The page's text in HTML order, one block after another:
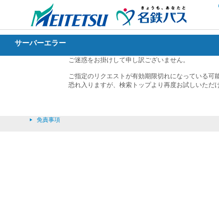
サーバーエラー
ご迷惑をお掛けして申し訳ございません。
ご指定のリクエストが有効期限切れになっている可
恐れ入りますが、検索トップより再度お試しいただ
免責事項